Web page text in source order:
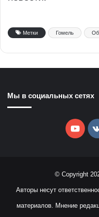
Метки Гомель
Мы в социальных сетях
© Copyright
Авторы несут
материалов. Мнение